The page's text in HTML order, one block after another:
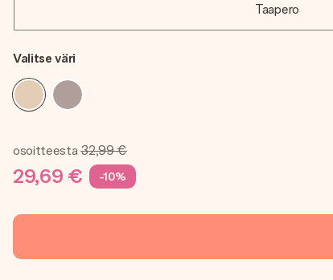
Taapero
Valitse väri
osoitteesta 32,99 €
29,69 € -10%